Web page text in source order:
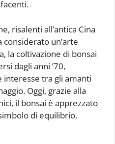
risalenti all’antica Cina
considerato un’arte
la coltivazione di bonsai
dagli anni ’70,
interesse tra gli amanti
Oggi, grazie alla
il bonsai è apprezzato
di equilibrio,